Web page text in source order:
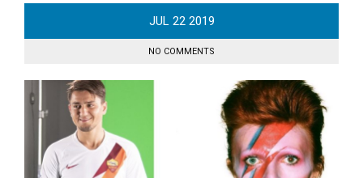
JUL 22 2019
NO COMMENTS